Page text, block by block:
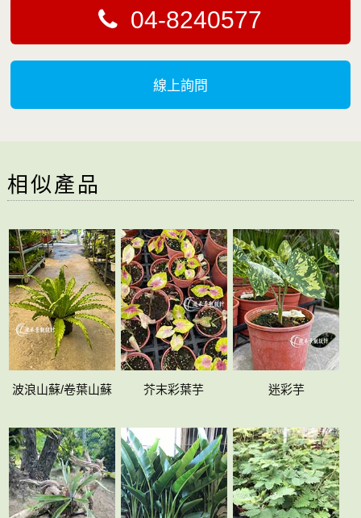
04-8240577
線上詢問
相似產品
波浪山蘇/卷葉山蘇 芥末彩葉芋 迷彩芋